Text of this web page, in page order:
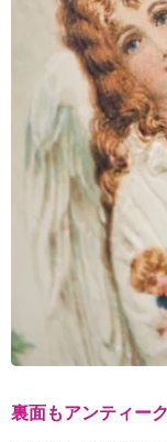
裏面もアンティー